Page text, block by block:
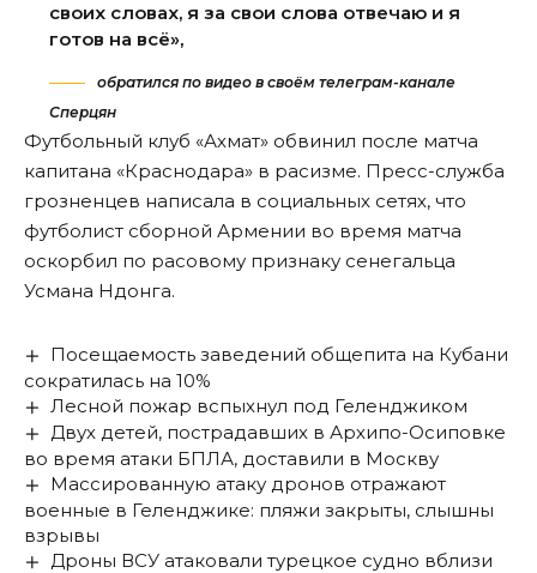
своих словах, я за свои слова отвечаю и я
готов на всё»,
обратился по видео в своём телеграм-канале
Сперцян
Футбольный клуб «Ахмат» обвинил после матча
капитана «Краснодара» в расизме. Пресс-служба
грозненцев написала в социальных сетях, что
футболист сборной Армении во время матча
оскорбил по расовому признаку сенегальца
Усмана Ндонга.
Посещаемость заведений общепита на Кубани
сократилась на 10%
Лесной пожар вспыхнул под Геленджиком
Двух детей, пострадавших в Архипо-Осиповке
во время атаки БПЛА, доставили в Москву
Массированную атаку дронов отражают
военные в Геленджике: пляжи закрыты, слышны
взрывы
Дроны ВСУ атаковали турецкое судно вблизи